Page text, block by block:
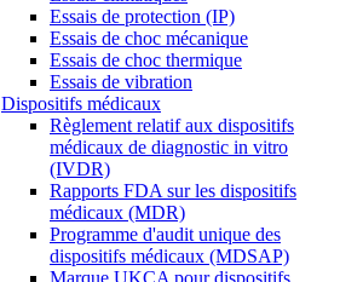
Essais de protection (IP)
Essais de choc mécanique
Essais de choc thermique
Essais de vibration
Dispositifs médicaux
Règlement relatif aux dispositifs
médicaux de diagnostic in vitro
(IVDR)
Rapports FDA sur les dispositifs
médicaux (MDR)
Programme d'audit unique des
dispositifs médicaux (MDSAP)
Marque UKCA pour dispositifs